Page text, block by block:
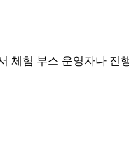
체험 부스 운영자나 진